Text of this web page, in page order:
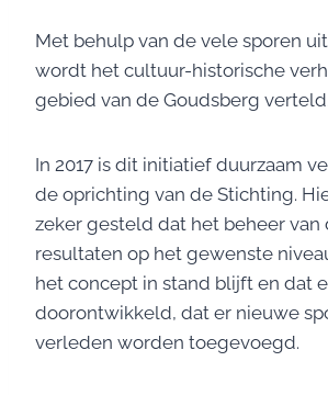
Met behulp van de vele sporen
wordt het cultuur-historische
gebied van de Goudsberg verteld.
In 2017 is dit initiatief duurzaam
de oprichting van de Stichting.
zeker gesteld dat het beheer van
resultaten op het gewenste
het concept in stand blijft en dat
doorontwikkeld, dat er nieuwe
verleden worden toegevoegd.